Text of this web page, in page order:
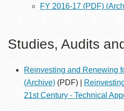
FY 2016-17 (PDF)
Studies, Audits
Reinvesting and Renewing
(Archive) (PDF) |
21st Century - Technical